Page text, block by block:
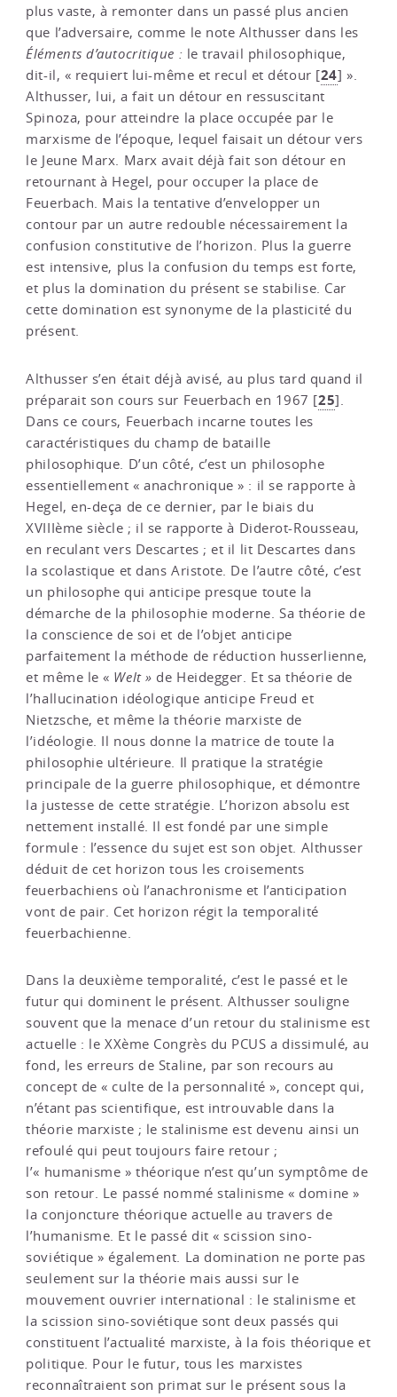
plus vaste, à remonter dans un passé plus ancien
que l’adversaire, comme le note Althusser dans les
Éléments d’autocritique : le travail philosophique,
dit-il, « requiert lui-même et recul et détour [24] ».
Althusser, lui, a fait un détour en ressuscitant
Spinoza, pour atteindre la place occupée par le
marxisme de l’époque, lequel faisait un détour vers
le Jeune Marx. Marx avait déjà fait son détour en
retournant à Hegel, pour occuper la place de
Feuerbach. Mais la tentative d’envelopper un
contour par un autre redouble nécessairement la
confusion constitutive de l’horizon. Plus la guerre
est intensive, plus la confusion du temps est forte,
et plus la domination du présent se stabilise. Car
cette domination est synonyme de la plasticité du
présent.
Althusser s’en était déjà avisé, au plus tard quand il
préparait son cours sur Feuerbach en 1967 [25]
Dans ce cours, Feuerbach incarne toutes les
caractéristiques du champ de bataille
philosophique. D’un côté, c’est un philosophe
essentiellement « anachronique » : il se rapporte à
Hegel, en-deça de ce dernier, par le biais du
XVIIIème siècle ; il se rapporte à Diderot-Rousseau,
en reculant vers Descartes ; et il lit Descartes dans
la scolastique et dans Aristote. De l’autre côté, c’est
un philosophe qui anticipe presque toute la
démarche de la philosophie moderne. Sa théorie de
la conscience de soi et de l’objet anticipe
parfaitement la méthode de réduction husserlienne,
et même le « Welt » de Heidegger. Et sa théorie de
l’hallucination idéologique anticipe Freud et
Nietzsche, et même la théorie marxiste de
l’idéologie. Il nous donne la matrice de toute la
philosophie ultérieure. Il pratique la stratégie
principale de la guerre philosophique, et démontre
la justesse de cette stratégie. L’horizon absolu est
nettement installé. Il est fondé par une simple
formule : l’essence du sujet est son objet. Althusser
déduit de cet horizon tous les croisements
feuerbachiens où l’anachronisme et l’anticipation
vont de pair. Cet horizon régit la temporalité
feuerbachienne.
Dans la deuxième temporalité, c’est le passé et le
futur qui dominent le présent. Althusser souligne
souvent que la menace d’un retour du stalinisme est
actuelle : le XXème Congrès du PCUS a dissimulé, au
fond, les erreurs de Staline, par son recours au
concept de « culte de la personnalité », concept qui,
n’étant pas scientifique, est introuvable dans la
théorie marxiste ; le stalinisme est devenu ainsi un
refoulé qui peut toujours faire retour ;
l’« humanisme » théorique n’est qu’un symptôme de
son retour. Le passé nommé stalinisme « domine »
la conjoncture théorique actuelle au travers de
l’humanisme. Et le passé dit « scission sino-
soviétique » également. La domination ne porte pas
seulement sur la théorie mais aussi sur le
mouvement ouvrier international : le stalinisme et
la scission sino-soviétique sont deux passés qui
constituent l’actualité marxiste, à la fois théorique et
politique. Pour le futur, tous les marxistes
reconnaîtraient son primat sur le présent sous la